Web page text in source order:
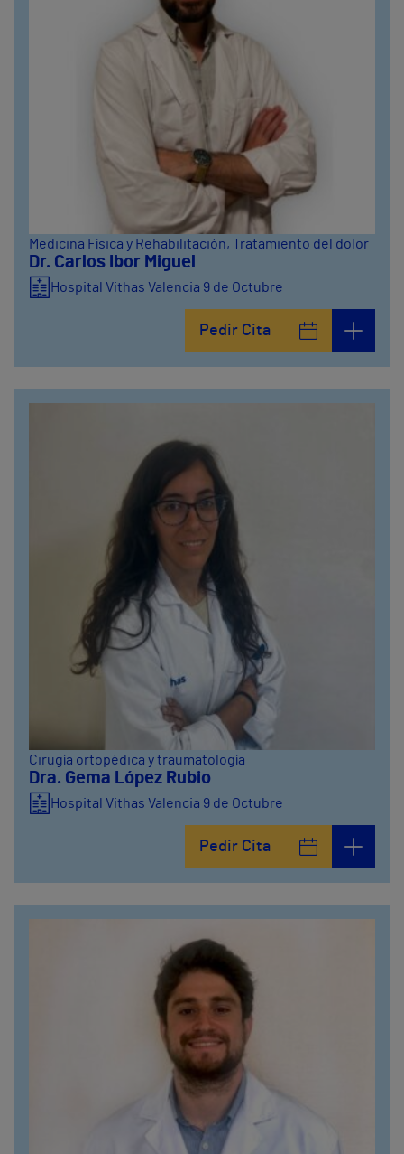
Medicina Física y Rehabilitación, Tratamiento del dolor
Dr. Carlos Ibor Miguel
Hospital Vithas Valencia 9 de Octubre
Pedir Cita
Cirugía ortopédica y traumatología
Dra. Gema López Rubio
Hospital Vithas Valencia 9 de Octubre
Pedir Cita